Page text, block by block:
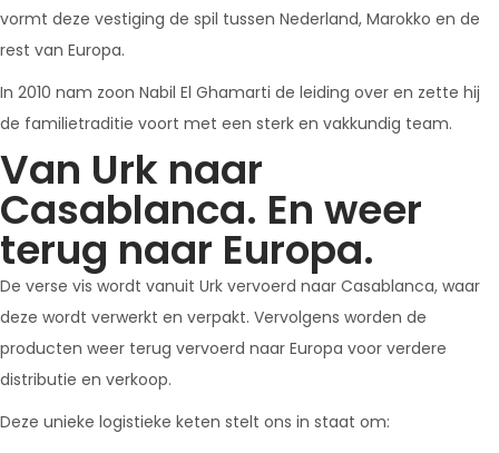
vormt deze vestiging de spil tussen Nederland, Marokko en de
rest van Europa.
In 2010 nam zoon Nabil El Ghamarti de leiding over en zette hij
de familietraditie voort met een sterk en vakkundig team.
Van Urk naar
Casablanca. En weer
terug naar Europa.
De verse vis wordt vanuit Urk vervoerd naar Casablanca, waar
deze wordt verwerkt en verpakt. Vervolgens worden de
producten weer terug vervoerd naar Europa voor verdere
distributie en verkoop.
Deze unieke logistieke keten stelt ons in staat om: